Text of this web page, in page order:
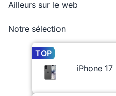
Ailleurs sur le web
Notre sélection
TOP
iPhone 17